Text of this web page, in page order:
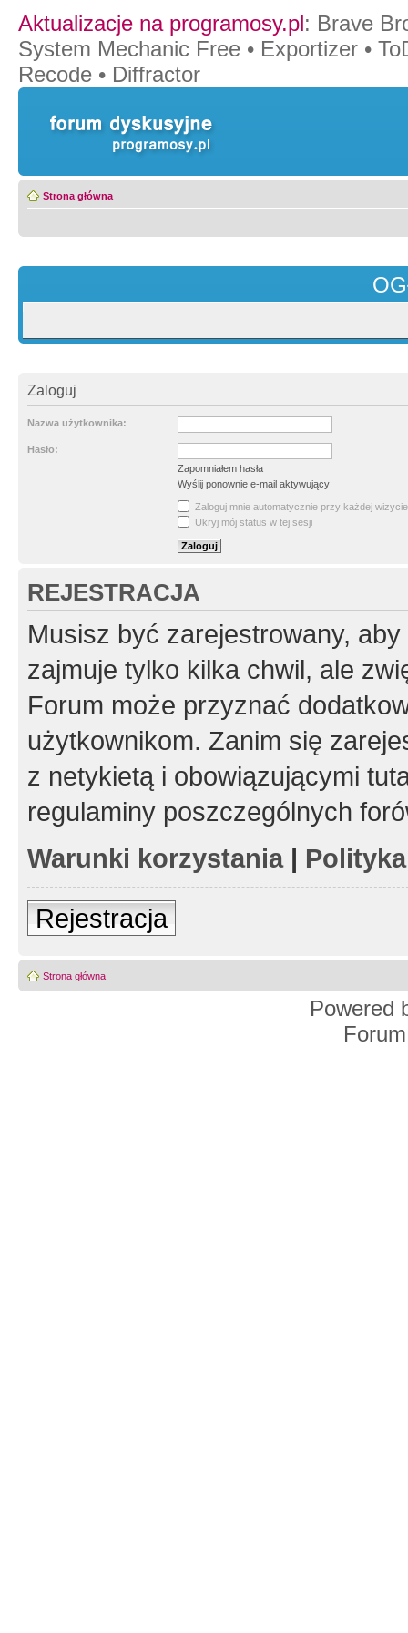
Aktualizacje na programosy.pl: Brave
System Mechanic Free • Exportizer •
Recode • Diffractor
Strona główna
Zaloguj
Nazwa użytkownika:
Hasło:
Zapomniałem hasła
Wyślij ponownie e-mail aktywujący
Zaloguj mnie automatycznie przy każdej wizycie
Ukryj mój status w tej sesji
REJESTRACJA
Musisz być zarejestrowany,
zajmuje tylko kilka chwil, ale
Forum może przyznać
użytkownikom. Zanim się
z netykietą i obowiązującymi
regulaminy poszczególnych
Warunki korzystania|
Rejestracja
Strona główna
Powered